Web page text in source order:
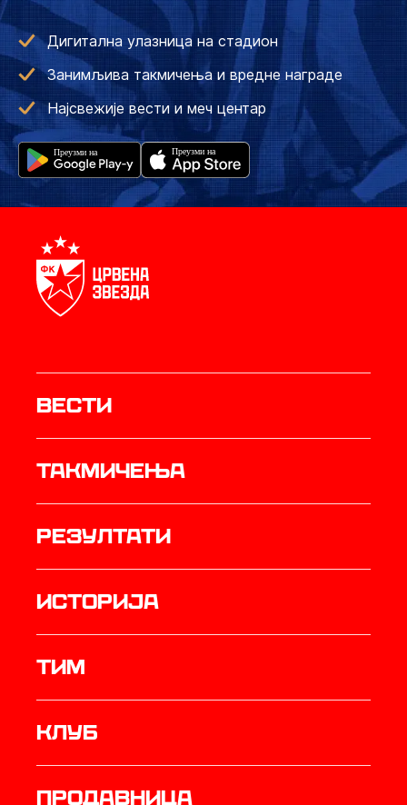
Дигитална улазница на стадион
Занимљива такмичења и вредне награде
Најсвежије вести и меч центар
Вести
Такмичења
резултати
историја
ТИМ
Клуб
продавница